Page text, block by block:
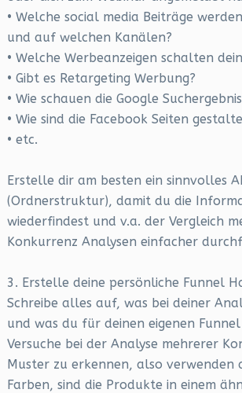
• Welche social media Beiträge
und auf welchen Kanälen?
• Welche Werbeanzeigen schalten
• Gibt es Retargeting Werbung?
• Wie schauen die Google
• Wie sind die Facebook Seiten
• etc.
Erstelle dir am besten ein sinnvolles
(Ordnerstruktur), damit du die
wiederfindest und v.a. der Vergleich
Konkurrenz Analysen einfacher
3. Erstelle deine persönliche Funnel
Schreibe alles auf, was bei deiner
und was du für deinen eigenen
Versuche bei der Analyse mehrerer
Muster zu erkennen, also verwenden
Farben, sind die Produkte in einem